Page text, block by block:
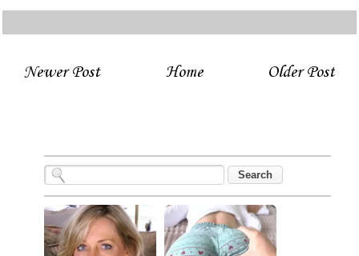
Newer Post Older Post
Home